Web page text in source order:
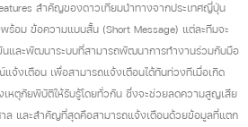
สำคัญของดาวเทียมนำทางจากประเทศญี่ปุ่น
อม ข้อความแบบสั้น (Short Message) แต่ละทีมจะ
นและพัฒนาระบบที่สามารถพัฒนาการทำงานร่วมกับมือ
งเตือน เพื่อสามารถแจ้งเตือนได้ทันท่วงทีเมื่อเกิด
หตุภัยพิบัติให้รับรู้โดยทั่วกัน ซึ่งจะช่วยลดความสูญเสีย
ล และสำคัญที่สุดคือสามารถแจ้งเตือนด้วยข้อมูลที่แตก